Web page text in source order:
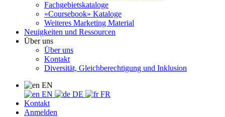
Fachgebietskataloge
«Coursebook» Kataloge
Weiteres Marketing Material
Neuigkeiten und Ressourcen
Über uns
Über uns
Kontakt
Diversität, Gleichberechtigung und Inklusion
EN
EN
DE
FR
Kontakt
Anmelden